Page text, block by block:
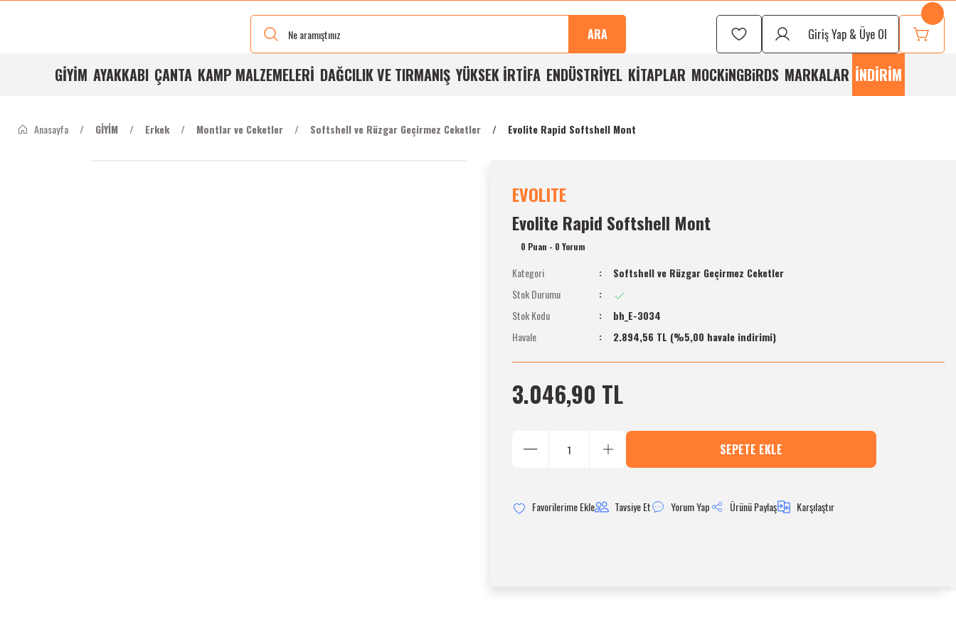
Ve Bedenleri
ile
Stoğumuzda
Buluşma
Kalite
Ücretsiz
Gün
İmkanı
ARA Giriş Yap & Üye Ol
GİYİM AYAKKABI ÇANTA KAMP MALZEMELERİ DAĞCILIK VE TIRMANIŞ YÜKSEK İRTİFA ENDÜSTRİYEL KİTAPLAR MOCKiNGBiRDS MARKALAR İNDİRİM
Anasayfa GİYİM Erkek Montlar ve Ceketler Softshell ve Rüzgar Geçirmez Ceketler Evolite Rapid Softshell Mont
EVOLITE
Evolite Rapid Softshell Mont
0 Puan - 0 Yorum
Kategori
Softshell ve Rüzgar Geçirmez Ceketler
Stok Durumu
Stok Kodu
bh_E-3034
Havale
2.894,56 TL (%5,00 havale indirimi)
3.046,90 TL
SEPETE EKLE
Tavsiye Et Yorum Yap Ürünü Paylaş Karşılaştır